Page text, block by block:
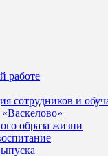
работе
сотрудников и
образа жизни